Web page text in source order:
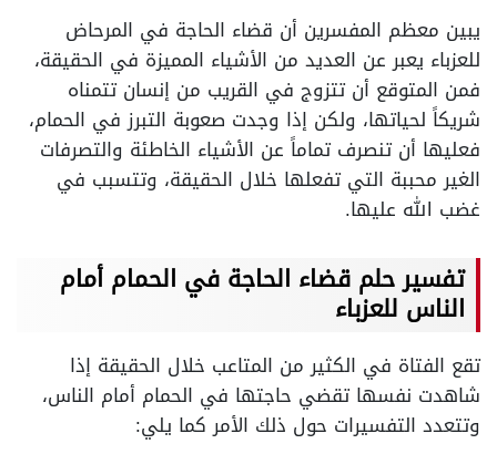
يبين معظم المفسرين أن قضاء الحاجة في المرحاض
للعزباء يعبر عن العديد من الأشياء المميزة في الحقيقة،
فمن المتوقع أن تتزوج في القريب من إنسان تتمناه
شريكاً لحياتها، ولكن إذا وجدت صعوبة التبرز في الحمام،
فعليها أن تنصرف تماماً عن الأشياء الخاطئة والتصرفات
الغير محببة التي تفعلها خلال الحقيقة، وتتسبب في
غضب الله عليها.
تفسير حلم قضاء الحاجة في الحمام أمام
الناس للعزباء
تقع الفتاة في الكثير من المتاعب خلال الحقيقة إذا
شاهدت نفسها تقضي حاجتها في الحمام أمام الناس،
وتتعدد التفسيرات حول ذلك الأمر كما يلي: